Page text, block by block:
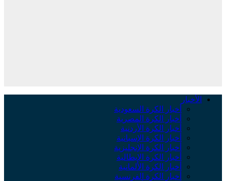
الأخبار
أخبار الكرة السعودية
أخبار الكرة المصرية
أخبار الكرة الأردنية
أخبار الكرة الإسبانية
أخبار الكرة الإنجليزية
أخبار الكرة الإيطالية
أخبار الكرة الألمانية
أخبار الكرة الفرنسية